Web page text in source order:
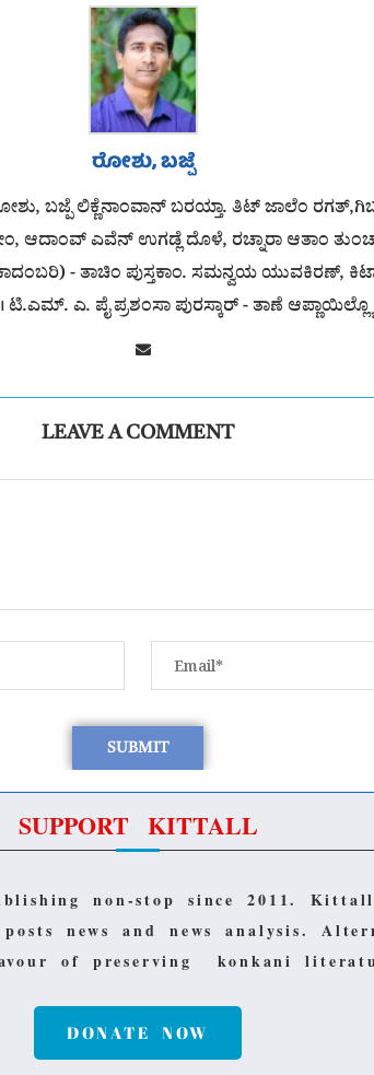
ರೋಶು, ಬಜ್ಪೆ
ಬಜ್ಪೆ ಲಿಕ್ಣೆನಾಂವಾನ್ ಬರಯ್ತಾ. ತಿಟ್ ಜಾಲೆಂ
ಎವೆನ್ ಉಗಡ್ಲೆ ದೊಳೆ, ರಚ್ನಾರಾ ಆತಾಂ
- ತಾಚಿಂ ಪುಸ್ತಕಾಂ. ಸಮನ್ವಯ ಯುವಕಿರಣ್,
ಟಿ.ಎಮ್. ಎ. ಪೈ ಪ್ರಶಂಸಾ ಪುರಸ್ಕಾರ್ - ತಾಣೆ ಆಪ್ಣಾಯಿಲ್ಲ್ಯೊ
LEAVE A COMMENT
SUPPORT KITTALL
non-stop since 2011.
news and news analysis.
of preserving konkani
DONATE NOW